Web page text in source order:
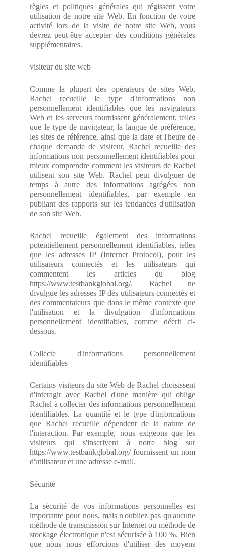
règles et politiques générales qui régissent votre
utilisation de notre site Web. En fonction de votre
activité lors de la visite de notre site Web, vous
devrez peut-être accepter des conditions générales
supplémentaires.
visiteur du site web
Comme la plupart des opérateurs de sites Web,
Rachel recueille le type d'informations non
personnellement identifiables que les navigateurs
Web et les serveurs fournissent généralement, telles
que le type de navigateur, la langue de préférence,
les sites de référence, ainsi que la date et l'heure de
chaque demande de visiteur. Rachel recueille des
informations non personnellement identifiables pour
mieux comprendre comment les visiteurs de Rachel
utilisent son site Web. Rachel peut divulguer de
temps à autre des informations agrégées non
personnellement identifiables, par exemple en
publiant des rapports sur les tendances d'utilisation
de son site Web.
Rachel recueille également des informations
potentiellement personnellement identifiables, telles
que les adresses IP (Internet Protocol), pour les
utilisateurs connectés et les utilisateurs qui
commentent les articles du blog
https://www.testbankglobal.org/. Rachel ne
divulgue les adresses IP des utilisateurs connectés et
des commentateurs que dans le même contexte que
l'utilisation et la divulgation d'informations
personnellement identifiables, comme décrit ci-
dessous.
Collecte d'informations personnellement
identifiables
Certains visiteurs du site Web de Rachel choisissent
d'interagir avec Rachel d'une manière qui oblige
Rachel à collecter des informations personnellement
identifiables. La quantité et le type d'informations
que Rachel recueille dépendent de la nature de
l'interaction. Par exemple, nous exigeons que les
visiteurs qui s'inscrivent à notre blog sur
https://www.testbankglobal.org/ fournissent un nom
d'utilisateur et une adresse e-mail.
Sécurité
La sécurité de vos informations personnelles est
importante pour nous, mais n'oubliez pas qu'aucune
méthode de transmission sur Internet ou méthode de
stockage électronique n'est sécurisée à 100 %. Bien
que nous nous efforcions d'utiliser des moyens